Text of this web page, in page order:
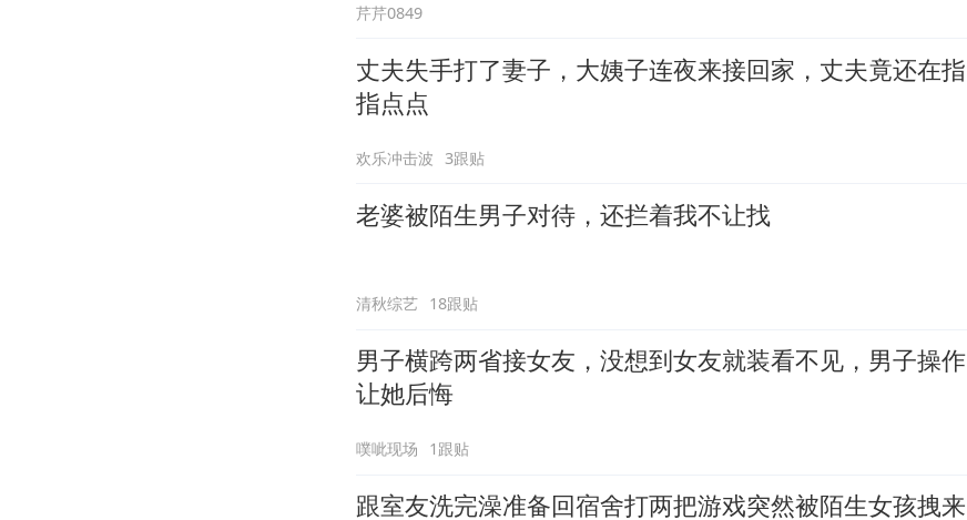
芹芹0849
丈夫失手打了妻子，大姨子连夜来接回家，丈夫竟还在指
指点点
欢乐冲击波 3跟贴
老婆被陌生男子对待，还拦着我不让找
清秋综艺 18跟贴
男子横跨两省接女友，没想到女友就装看不见，男子操作
让她后悔
噗呲现场 1跟贴
跟室友洗完澡准备回宿舍打两把游戏突然被陌生女孩拽来